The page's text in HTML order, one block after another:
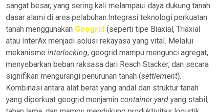
sangat besar, yang sering kali melampaui daya dukung tanah
dasar alami di area pelabuhan.Integrasi teknologi perkuatan
tanah menggunakan Geogrid (seperti tipe Biaxial, Triaxial
atau InterAx menjadi solusi rekayasa yang vital. Melalui
mekanisme interlocking, geogrid mampu mengunci agregat,
menyebarkan beban raksasa dari Reach Stacker, dan secara
signifikan mengurangi penurunan tanah (settlement).
Kombinasi antara alat berat yang andal dan struktur tanah
yang diperkuat geogrid menjamin container yard yang stabil,